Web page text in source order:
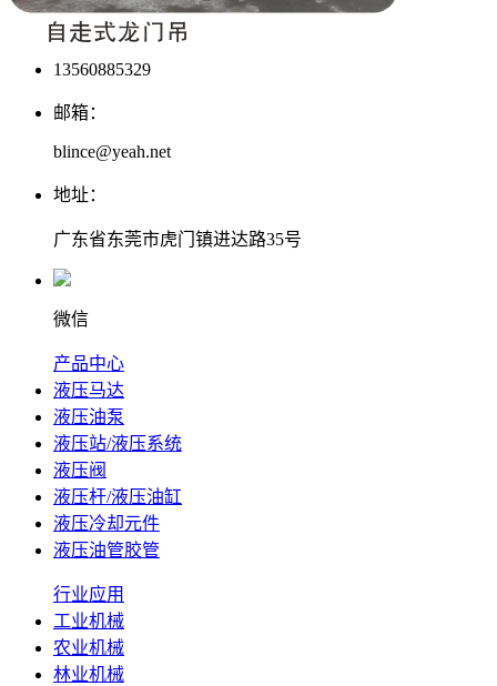
13560885329
邮箱：
blince@yeah.net
地址：
广东省东莞市虎门镇进达路35号
微信
产品中心
液压马达
液压油泵
液压站/液压系统
液压阀
液压杆/液压油缸
液压冷却元件
液压油管胶管
行业应用
工业机械
农业机械
林业机械